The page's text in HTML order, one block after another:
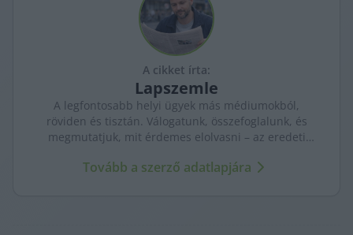
A cikket írta:
Lapszemle
A legfontosabb helyi ügyek más médiumokból,
röviden és tisztán. Válogatunk, összefoglalunk, és
megmutatjuk, mit érdemes elolvasni – az eredeti
Tovább a szerző adatlapjára